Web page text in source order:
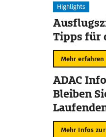
Highlights
Tipps für
Mehr erfahren
ADAC
Bleiben
Mehr Infos